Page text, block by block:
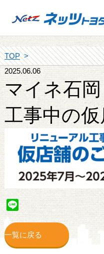
TOP
2025.06.06
マイネ石
工事中の
Line
一覧に戻る